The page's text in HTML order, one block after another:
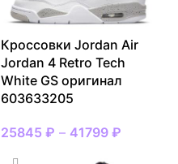
Кроссовки Jordan Air
Jordan 4 Retro Tech
White GS оригинал
603633205
25845 ₽ – 41799 ₽